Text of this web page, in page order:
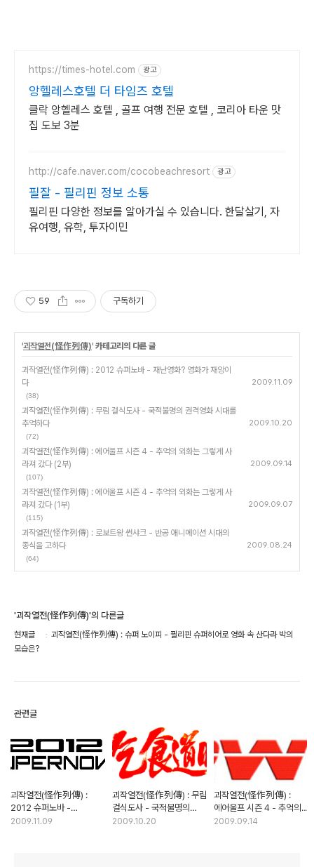
https://times-hotel.com 광고
앙헬레스호텔 더 타임즈 호텔
클락 앙헬레스 호텔 , 골프 여행 전문 호텔 , 코리아 타운 맛
집 도보 3분
http://cafe.naver.com/cocobeachresort 광고
필잘 - 필리핀 정보 소통
필리핀 다양한 정보를 알아가실 수 있습니다. 한달살기, 자
유여행, 유학, 투자이민
59 구독하기
'괴작열전(怪作列傳)' 카테고리의 다른 글
괴작열전(怪作列傳) : 2012 슈퍼노바 - 재난영화? 영화가 재앙이
다
(38)
2009.11.09
괴작열전(怪作列傳) : 무림 걸식도사 - 국적불명의 권격영화 시대를
추억하다
(72)
2009.10.20
괴작열전(怪作列傳) : 에어울프 시즌 4 - 추억의 외화는 그렇게 사
라져 갔다 (2부)
(107)
2009.09.14
괴작열전(怪作列傳) : 에어울프 시즌 4 - 추억의 외화는 그렇게 사
라져 갔다 (1부)
(115)
2009.09.07
괴작열전(怪作列傳) : 로보트왕 썬샤크 - 반공 애니메이션 시대의
종식을 고하다
(64)
2009.08.24
'괴작열전(怪作列傳)'의 다른글
현재글
괴작열전(怪作列傳) : 슈퍼 노이피 - 필리핀 슈퍼히어로 영화 속 산다라 박의
모습은?
관련글
괴작열전(怪作列傳) :
2012 슈퍼노바 -
재난영화? 영화가 재앙이다
2009.11.09
괴작열전(怪作列傳) : 무림
걸식도사 - 국적불명의
권격영화 시대를 추억하다
2009.10.20
괴작열전(怪作列傳) :
에어울프 시즌 4 - 추억의
외화는 그렇게 사라져 갔다
2009.09.14